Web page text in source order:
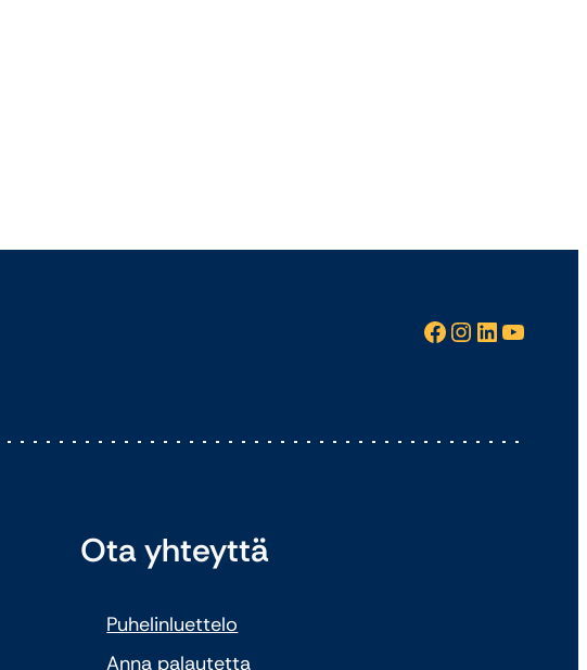
Facebook InstagramLinkedIn YouTube
Ota yhteyttä
Puhelinluettelo
Anna palautetta